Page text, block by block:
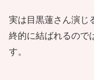
実は目黒蓮さん演じ
終的に結ばれるので
す。